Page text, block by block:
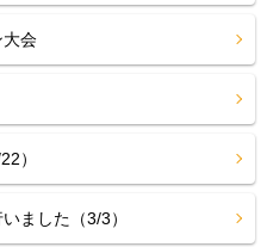
大会
）
ました（3/3）